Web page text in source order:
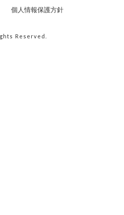
個人情報保護方針
Reserved.